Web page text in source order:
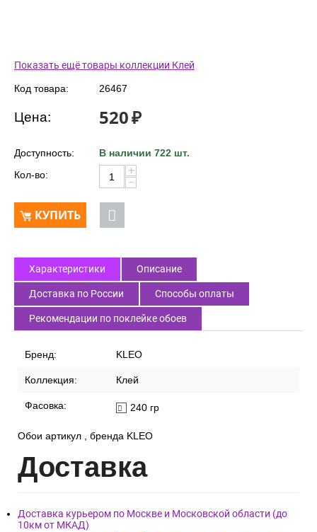
Показать ещё товары коллекции Клей
Код товара: 26467
Цена: 520₽
Доступность:
В наличии 722 шт.
Кол-во:
+
−
КУПИТЬ
Характеристики Описание
Доставка по России Способы оплаты
Рекомендации по поклейке обоев
Бренд: KLEO
Коллекция: Клей
Фасовка: 240 гр
Обои артикул , бренда KLEO
Доставка
Доставка курьером по Москве и Московской области (до
10км от МКАД)